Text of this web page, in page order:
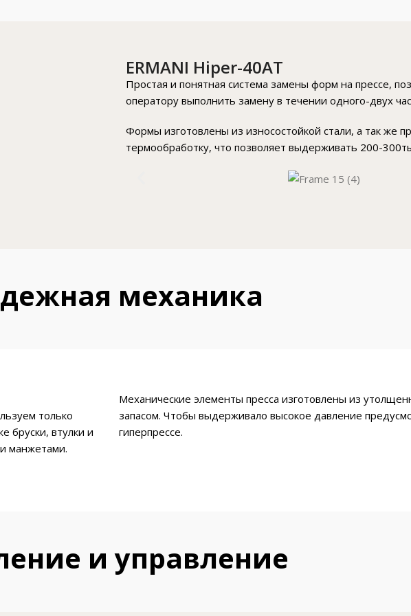
ERMANI Hiper-40AT
Простая и понятная система замены форм на прессе,
оператору выполнить замену в течении одного-двух
Формы изготовлены из износостойкой стали, а так же
термообработку, что позволяет выдерживать 200-
механика
только
бруски, втулки и
манжетами.
Механические элементы пресса изготовлены из
запасом. Чтобы выдерживало высокое давление
гиперпрессе.
и управление